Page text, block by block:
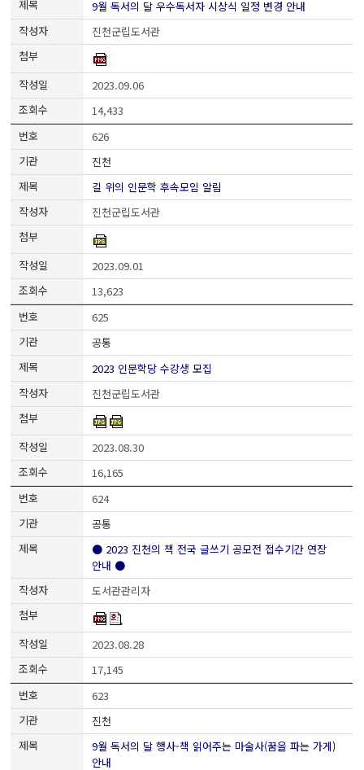
9월 독서의 달 우수독서자 시상식 일정 변경 안내
진천군립도서관
2023.09.06
14,433
626
진천
길 위의 인문학 후속모임 알림
진천군립도서관
2023.09.01
13,623
625
공통
2023 인문학당 수강생 모집
진천군립도서관
2023.08.30
16,165
624
공통
● 2023 진천의 책 전국 글쓰기 공모전 접수기간 연장
안내 ●
도서관관리자
2023.08.28
17,145
623
진천
9월 독서의 달 행사-책 읽어주는 마술사(꿈을 파는 가게)
안내